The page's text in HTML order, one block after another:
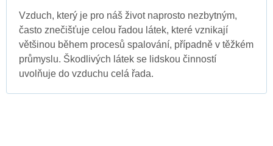
Vzduch, který je pro náš život naprosto nezbytným,
často znečišťuje celou řadou látek, které vznikají
většinou během procesů spalování, případně v těžkém
průmyslu. Škodlivých látek se lidskou činností
uvolňuje do vzduchu celá řada.